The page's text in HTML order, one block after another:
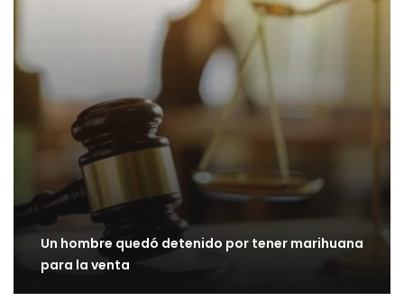
Un hombre quedó detenido por tener marihuana
para la venta